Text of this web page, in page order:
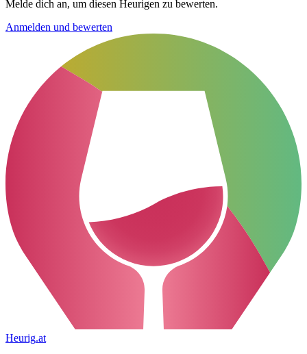
Melde dich an, um diesen Heurigen zu bewerten.
Anmelden und bewerten
Heurig.at